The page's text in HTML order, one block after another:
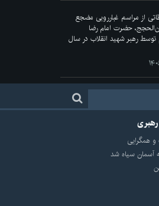
از مراسم غبارروبی مضجع
حضرت امام رضا
توسط رهبر شهید انقلاب در سال
همگرایی
آسمان سیاه شد